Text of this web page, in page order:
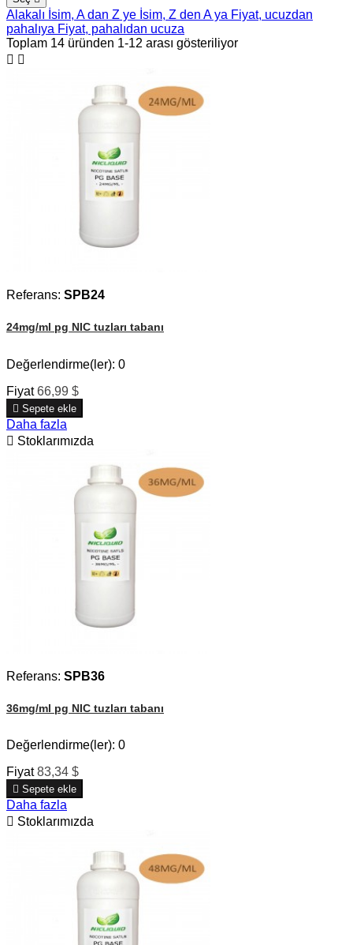
Alakalı İsim, A dan Z ye İsim, Z den A ya Fiyat, ucuzdan
pahalıya Fiyat, pahalıdan ucuza
Toplam 14 üründen 1-12 arası gösteriliyor
 
Referans: SPB24
24mg/ml pg NIC tuzları tabanı
Değerlendirme(ler): 0
Fiyat 66,99 $
 Sepete ekle
Daha fazla
 Stoklarımızda
Referans: SPB36
36mg/ml pg NIC tuzları tabanı
Değerlendirme(ler): 0
Fiyat 83,34 $
 Sepete ekle
Daha fazla
 Stoklarımızda